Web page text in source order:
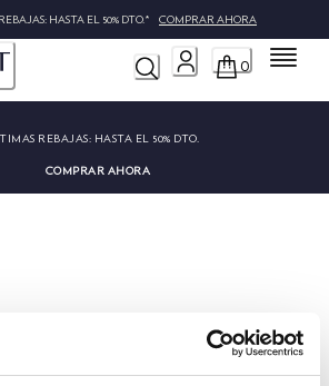
HASTA EL 50% DTO.* COMPRAR AHORA
0 Menú
REBAJAS: HASTA EL 50% DTO.
COMPRAR AHORA
no hemos podido
"".